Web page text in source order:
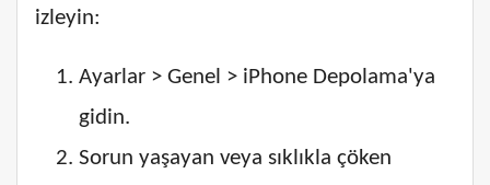
izleyin:
Ayarlar > Genel > iPhone Depolama'ya
gidin.
Sorun yaşayan veya sıklıkla çöken